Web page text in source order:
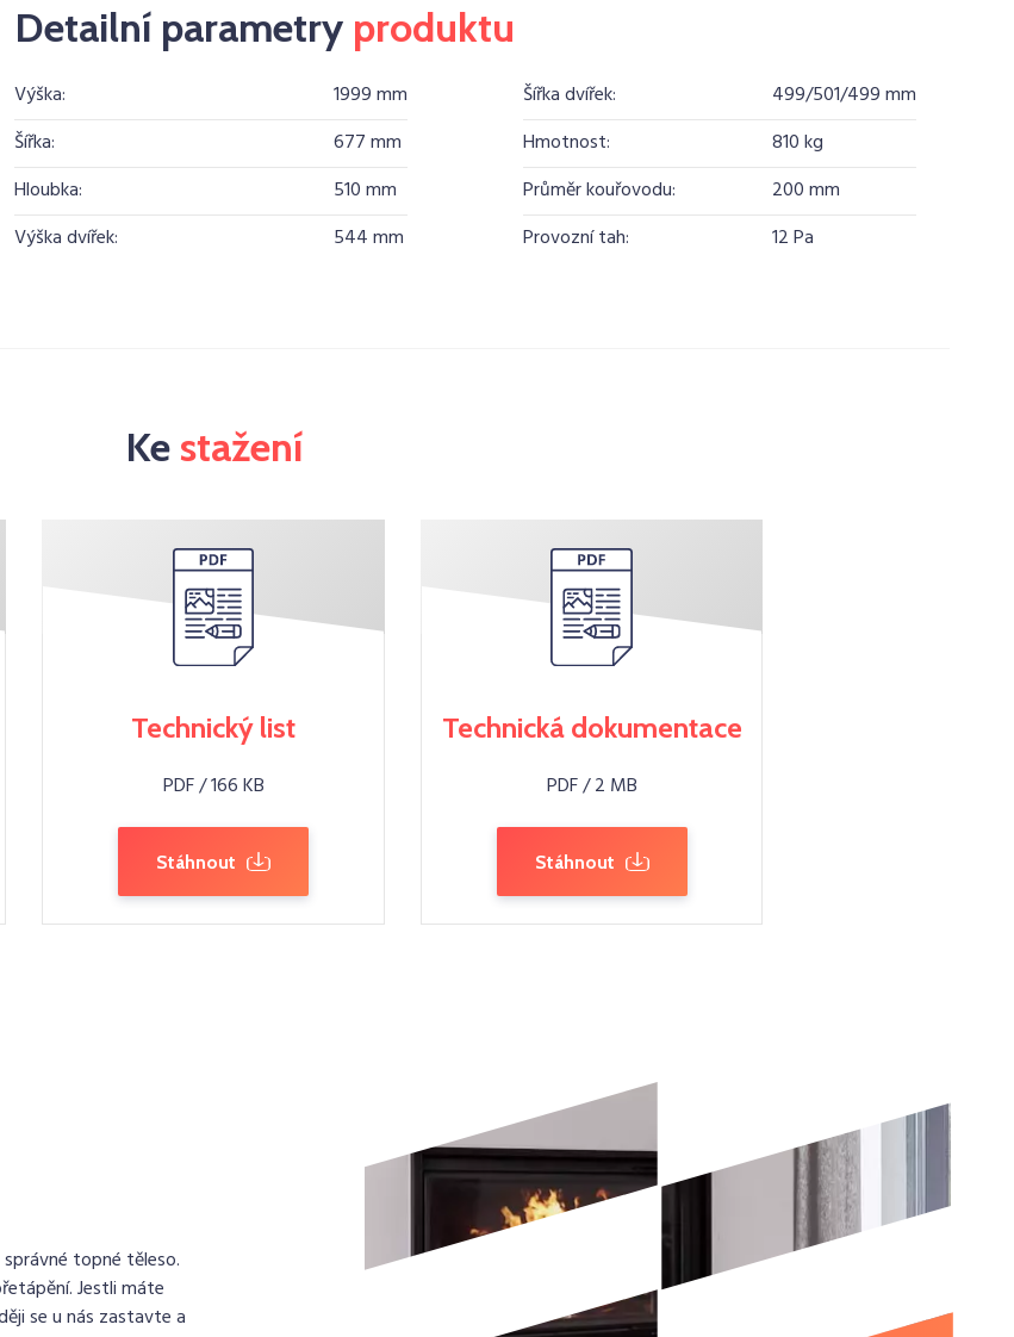
Detailní parametry produktu
Výška:
1999 mm
Šířka:
677 mm
Hloubka:
510 mm
Výška dvířek:
544 mm
Šířka dvířek:
499/501/499 mm
Hmotnost:
810 kg
Průměr kouřovodu:
200 mm
Provozní tah:
12 Pa
Ke stažení
Technický list
PDF / 166 KB
Stáhnout
Technická dokumentace
PDF / 2 MB
Stáhnout
topné těleso.
Jestli máte
se u nás zastavte a